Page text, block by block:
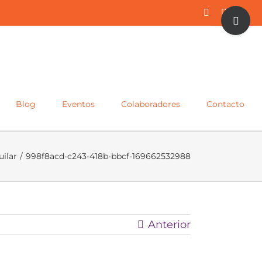
Facebook
Twitter
Blog Eventos Colaboradores Contacto
/ 998f8acd-c243-418b-bbcf-169662532988
Anterior
Toggle
Sliding